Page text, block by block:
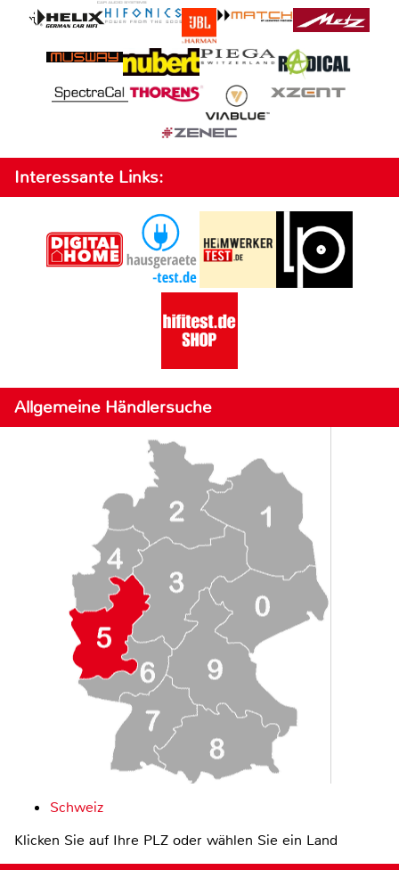
Interessante Links:
Allgemeine Händlersuche
Schweiz
Klicken Sie auf Ihre PLZ oder wählen Sie ein Land